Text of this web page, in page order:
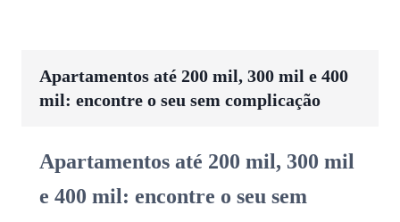
Apartamentos até 200 mil, 300 mil e 400
mil: encontre o seu sem complicação
Apartamentos até 200 mil, 300 mil
e 400 mil: encontre o seu sem